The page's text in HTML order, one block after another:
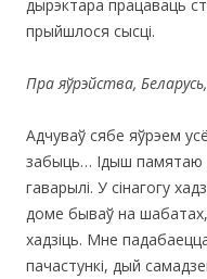
дырэктара працаваць
прыйшлося сысці.
Пра яўрэйства, Беларусь,
Адчуваў сябе яўрэем
забыць… Ідыш памятаю
гаварылі. У сінагогу
доме бываў на
хадзіць. Мне
пачастункі, дый